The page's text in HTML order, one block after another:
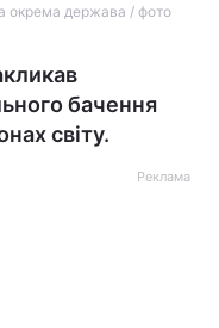
окрема держава / фото
бачення
світу.
Реклама